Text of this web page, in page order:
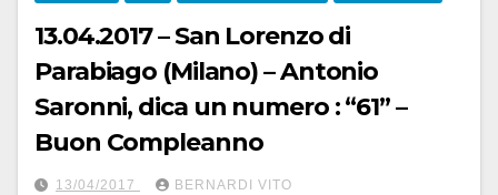
13.04.2017 – San Lorenzo di
Parabiago (Milano) – Antonio
Saronni, dica un numero : “61” –
Buon Compleanno
13/04/2017 BERNARDI VITO